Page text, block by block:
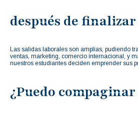
después de
Las salidas laborales son amplias, pudiendo
ventas, marketing, comercio internacional, y
nuestros estudiantes deciden emprender sus
¿Puedo